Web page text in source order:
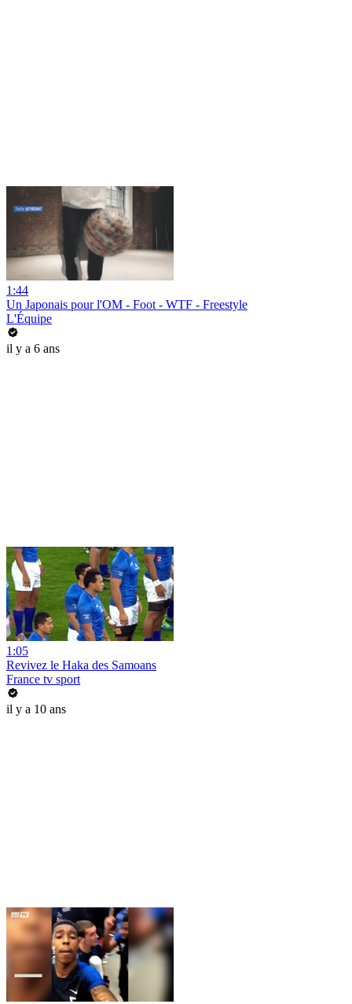
1:44
Un Japonais pour l'OM - Foot - WTF - Freestyle
L'Équipe
il y a 6 ans
1:05
Revivez le Haka des Samoans
France tv sport
il y a 10 ans